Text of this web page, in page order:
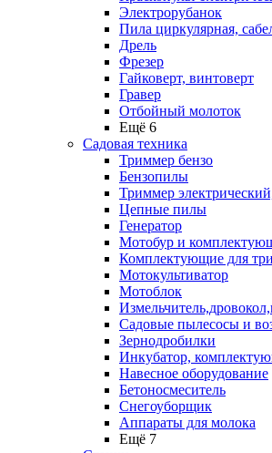
Электрорубанок
Пила циркулярная,
Дрель
Фрезер
Гайковерт, винтоверт
Гравер
Отбойный молоток
Ещё 6
Садовая техника
Триммер бензо
Бензопилы
Триммер
Цепные пилы
Генератор
Мотобур и
Комплектующие для
Мотокультиватор
Мотоблок
Садовые пылесосы и
Зернодробилки
Инкубатор,
Навесное оборудование
Бетоносмеситель
Снегоуборщик
Аппараты для молока
Ещё 7